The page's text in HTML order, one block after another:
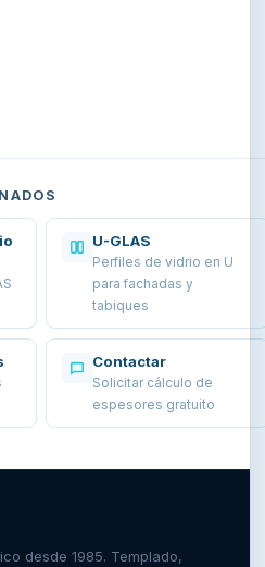
U-GLAS
Perfiles de vidrio en U
para fachadas y
tabiques
Contactar
Solicitar cálculo de
espesores gratuito
desde 1985. Templado,